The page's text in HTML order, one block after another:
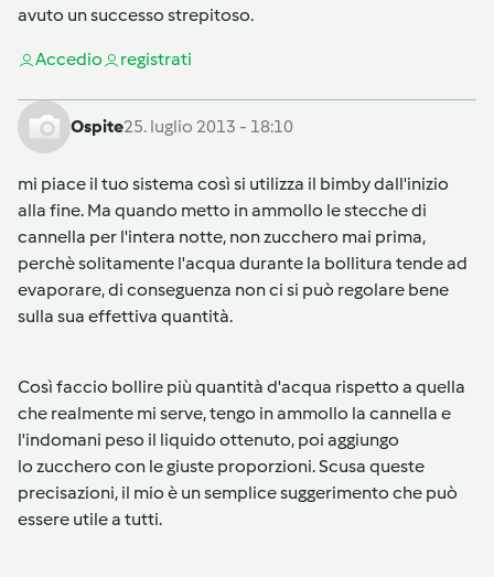
avuto un successo strepitoso.
Accedio registrati
Ospite25. luglio 2013 - 18:10
mi piace il tuo sistema così si utilizza il bimby dall'inizio
alla fine. Ma quando metto in ammollo le stecche di
cannella per l'intera notte, non zucchero mai prima,
perchè solitamente l'acqua durante la bollitura tende ad
evaporare, di conseguenza non ci si può regolare bene
sulla sua effettiva quantità.
Così faccio bollire più quantità d'acqua rispetto a quella
che realmente mi serve, tengo in ammollo la cannella e
l'indomani peso il liquido ottenuto, poi aggiungo
lo zucchero con le giuste proporzioni. Scusa queste
precisazioni, il mio è un semplice suggerimento che può
essere utile a tutti.